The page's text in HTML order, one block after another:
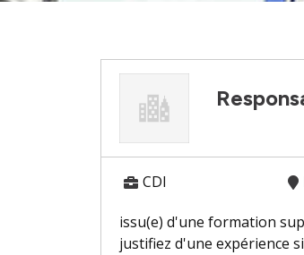
CDI
issu(e) d'une formation
justifiez d'une expérience